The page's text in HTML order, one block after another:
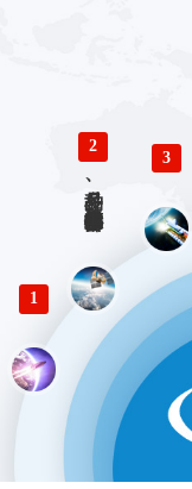
1
2
多品种、小批量精密仪器零部件加工
3